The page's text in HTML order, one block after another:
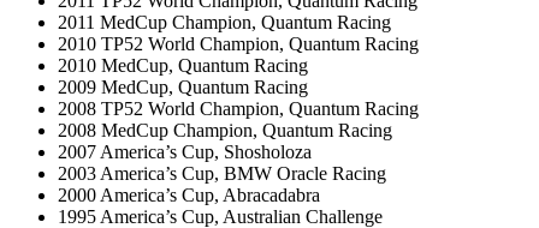
2011 MedCup Champion, Quantum Racing
2010 TP52 World Champion, Quantum Racing
2010 MedCup, Quantum Racing
2009 MedCup, Quantum Racing
2008 TP52 World Champion, Quantum Racing
2008 MedCup Champion, Quantum Racing
2007 America’s Cup, Shosholoza
2003 America’s Cup, BMW Oracle Racing
2000 America’s Cup, Abracadabra
1995 America’s Cup, Australian Challenge